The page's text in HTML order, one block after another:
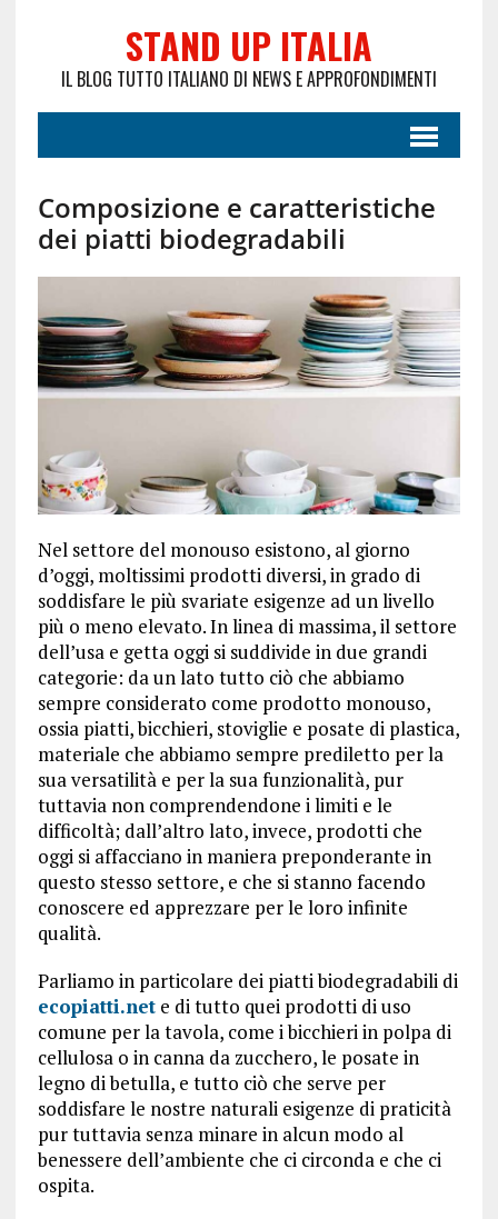
STAND UP ITALIA
IL BLOG TUTTO ITALIANO DI NEWS E APPROFONDIMENTI
Composizione e caratteristiche
dei piatti biodegradabili
Nel settore del monouso esistono, al giorno
d’oggi, moltissimi prodotti diversi, in grado di
soddisfare le più svariate esigenze ad un livello
più o meno elevato. In linea di massima, il settore
dell’usa e getta oggi si suddivide in due grandi
categorie: da un lato tutto ciò che abbiamo
sempre considerato come prodotto monouso,
ossia piatti, bicchieri, stoviglie e posate di plastica,
materiale che abbiamo sempre prediletto per la
sua versatilità e per la sua funzionalità, pur
tuttavia non comprendendone i limiti e le
difficoltà; dall’altro lato, invece, prodotti che
oggi si affacciano in maniera preponderante in
questo stesso settore, e che si stanno facendo
conoscere ed apprezzare per le loro infinite
qualità.
Parliamo in particolare dei piatti biodegradabili di
ecopiatti.nete di tutto quei prodotti di uso
comune per la tavola, come i bicchieri in polpa di
cellulosa o in canna da zucchero, le posate in
legno di betulla, e tutto ciò che serve per
soddisfare le nostre naturali esigenze di praticità
pur tuttavia senza minare in alcun modo al
benessere dell’ambiente che ci circonda e che ci
ospita.